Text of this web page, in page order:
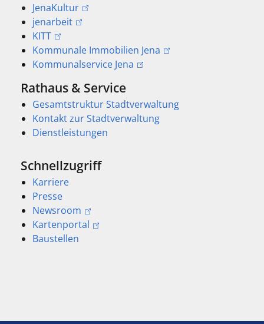
JenaKultur
jenarbeit
KITT
Kommunale Immobilien Jena
Kommunalservice Jena
Rathaus & Service
Gesamtstruktur Stadtverwaltung
Kontakt zur Stadtverwaltung
Dienstleistungen
Schnellzugriff
Karriere
Presse
Newsroom
Kartenportal
Baustellen